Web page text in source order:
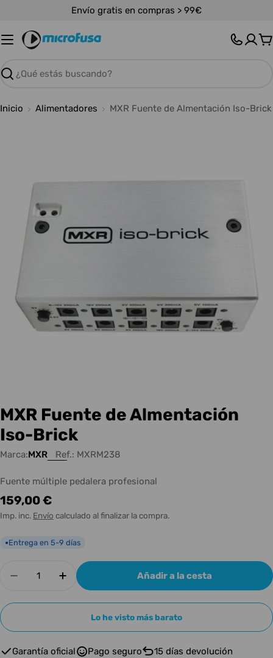
contenido
Envío gratis en compras > 99€
Buscar
Inicio Alimentadores MXR Fuente de Almentación Iso-Brick
MXR Fuente de Almentación
Iso-Brick
Marca:MXR Ref.: MXRM238
Fuente múltiple pedalera profesional
Precio
habitual
159,00 €
Imp. inc. Envío calculado al finalizar la compra.
●Entrega en 5-9 días
Disminuir cantidad para MXR Fuente de
Aumentar cantidad para MXR
Añadir a la cesta
Lo he visto más barato
Garantía oficial Pago seguro 15 días devolución